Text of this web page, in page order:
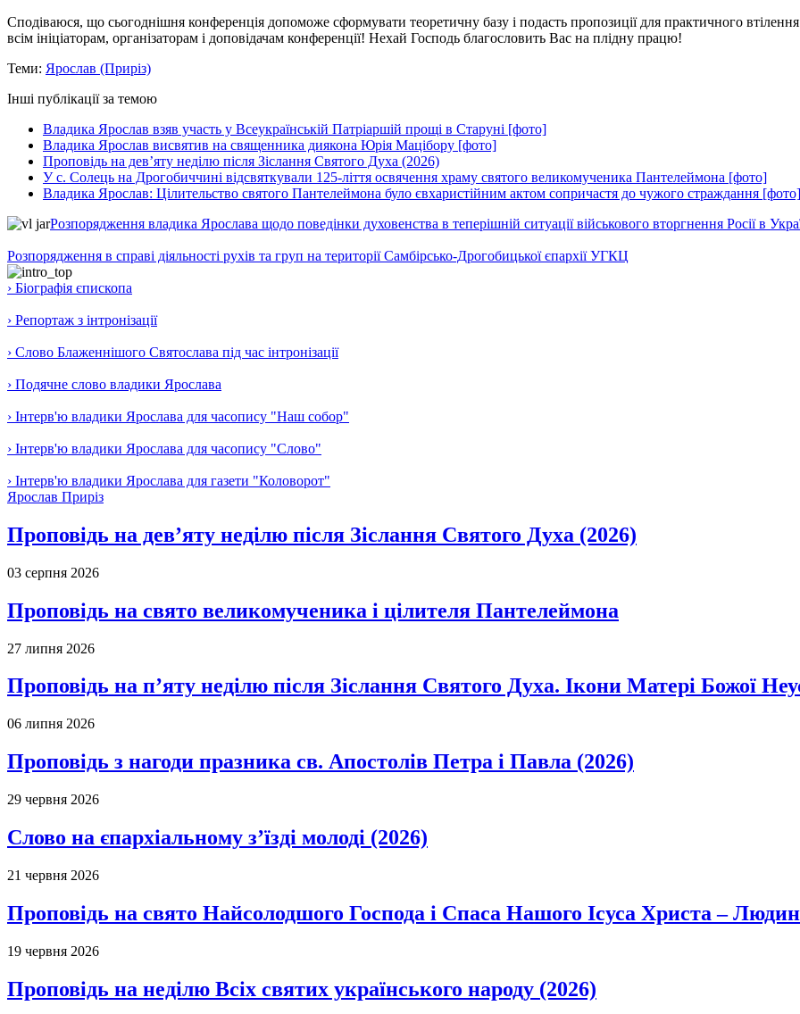
Сподіваюся, що сьогоднішня конференція допоможе сформувати теоретичну базу і подасть пропозиції для практичного
всім ініціаторам, організаторам і доповідачам конференції! Нехай Господь благословить Вас на плідну працю!
Теми: Ярослав (Приріз)
Інші публікації за темою
Владика Ярослав взяв участь у Всеукраїнській Патріаршій прощі в Старуні [фото]
Владика Ярослав висвятив на священника диякона Юрія Мацібору [фото]
Проповідь на дев’яту неділю після Зіслання Святого Духа (2026)
У с. Солець на Дрогобиччині відсвяткували 125-ліття освячення храму святого великомученика Пантелеймона [фото]
Владика Ярослав: Цілительство святого Пантелеймона було євхаристійним актом сопричастя до чужого страждання [фото]
Розпорядження владика Ярослава щодо поведінки духовенства в теперішній ситуації військового вторгнення Росії в
Розпорядження в справі діяльності рухів та груп на території Самбірсько-Дрогобицької єпархії УГКЦ
› Біографія єпископа
› Репортаж з інтронізації
› Слово Блаженнішого Святослава під час інтронізації
› Подячне слово владики Ярослава
› Інтерв'ю владики Ярослава для часопису "Наш собор"
› Інтерв'ю владики Ярослава для часопису "Слово"
› Інтерв'ю владики Ярослава для газети "Коловорот"
Ярослав Приріз
Проповідь на дев’яту неділю після Зіслання Святого Духа (2026)
03 серпня 2026
Проповідь на свято великомученика і цілителя Пантелеймона
27 липня 2026
Проповідь на п’яту неділю після Зіслання Святого Духа. Ікони Матері Божої
06 липня 2026
Проповідь з нагоди празника св. Апостолів Петра і Павла (2026)
29 червня 2026
Слово на єпархіальному з’їзді молоді (2026)
21 червня 2026
Проповідь на свято Найсолодшого Господа і Спаса Нашого Ісуса Христа –
19 червня 2026
Проповідь на неділю Всіх святих українського народу (2026)